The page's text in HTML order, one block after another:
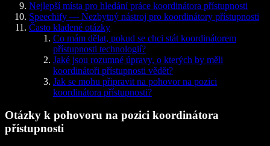
Nejlepší místa pro hledání práce koordinátora přístupnosti
Speechify — Nezbytný nástroj pro koordinátory přístupnosti
Často kladené otázky
Co mám dělat, pokud se chci stát koordinátorem
přístupnosti technologií?
Jaké jsou rozumné úpravy, o kterých by měli
koordinátoři přístupnosti vědět?
Jak se mohu připravit na pohovor na pozici
koordinátora přístupnosti?
Otázky k pohovoru na pozici koordinátora
přístupnosti